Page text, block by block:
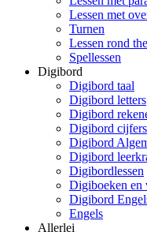
Lessen met
Turnen
Lessen rond
Spellessen
Digibord
Digibord taal
Digibord letters
Digibord
Digibord cijfers
Digibord
Digibord
Digibordlessen
Digiboeken en
Digibord
Engels
Allerlei